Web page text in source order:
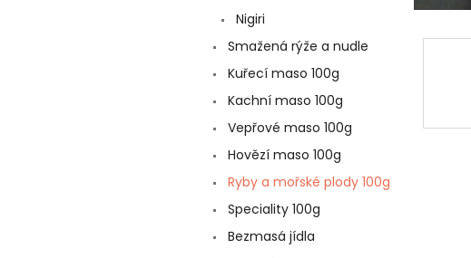
Nigiri
Smažená rýže a nudle
Kuřecí maso 100g
Kachní maso 100g
Vepřové maso 100g
Hovězí maso 100g
Ryby a mořské plody 100g
Speciality 100g
Bezmasá jídla